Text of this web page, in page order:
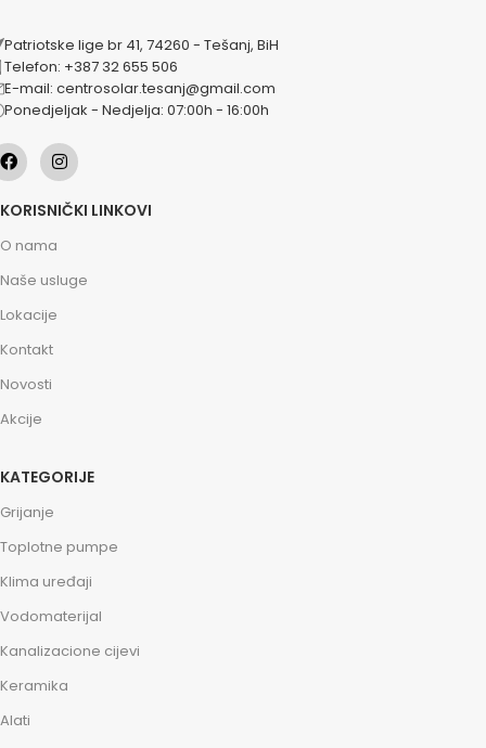
Patriotske lige br 41, 74260 - Tešanj, BiH
Telefon: +387 32 655 506
E-mail: centrosolar.tesanj@gmail.com
Ponedjeljak - Nedjelja: 07:00h - 16:00h
KORISNIČKI LINKOVI
O nama
Naše usluge
Lokacije
Kontakt
Novosti
Akcije
KATEGORIJE
Grijanje
Toplotne pumpe
Klima uređaji
Vodomaterijal
Kanalizacione cijevi
Keramika
Alati